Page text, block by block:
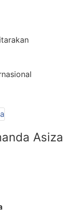
Asiza